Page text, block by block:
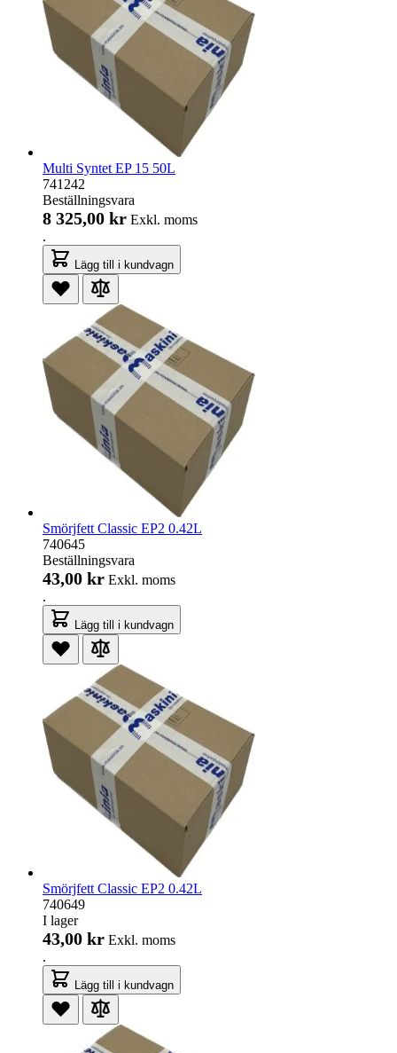
Multi Syntet EP 15 50L
741242
Beställningsvara
8 325,00 kr Exkl. moms
.
Lägg till i kundvagn
Smörjfett Classic EP2 0.42L
740645
Beställningsvara
43,00 kr Exkl. moms
.
Lägg till i kundvagn
Smörjfett Classic EP2 0.42L
740649
I lager
43,00 kr Exkl. moms
.
Lägg till i kundvagn